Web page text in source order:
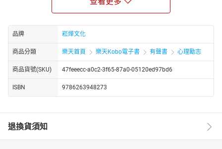
在每個人的身邊都潛伏「危險」，因而需要增強防範意識，遠離可
能發生危險的地點。在危險發生後，及時選擇正確的心理療法扮演
著重要的角色，它不僅能夠幫助個體更深層次地理解和處理心理障
礙，同時也為心理健康提供了有效的方法。
【強暴後的自我面對】
——妳仍然是值得愛的女性
女性在被強暴後，很多時候還要應付自外界的第二次傷害，在受不
——希望讓每一朵花蕾都能健康綻放
良好的性教育，就是努力為孩子建立一個好的心理環境，按照孩子
品牌 崧燁文化
商品分類 樂天首頁 樂天Kobo電子書 有聲書 心理勵志
商品貨號(SKU) 47feeecc-a0c2-3f65-87a0-05120ed97bd6
ISBN 9786263948273
退換貨須知